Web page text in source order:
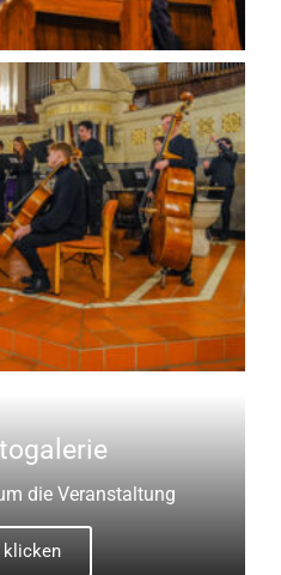
die Veranstaltung
klicken